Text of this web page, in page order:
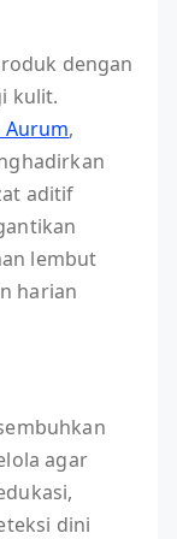
dengan
kulit.
Aurum,
aditif
lembut
harian
agar
dini